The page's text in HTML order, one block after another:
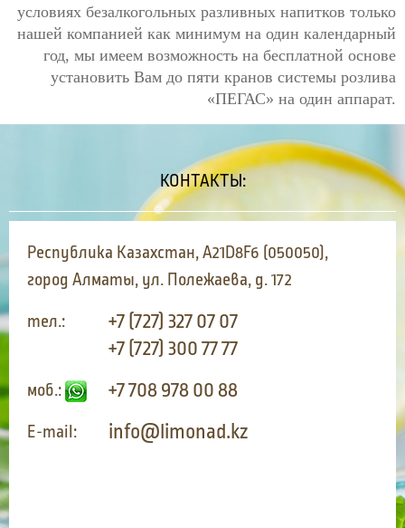
условиях безалкогольных разливных напитков только
нашей компанией как минимум на один календарный
год, мы имеем возможность на бесплатной основе
установить Вам до пяти кранов системы розлива
«ПЕГАС» на один аппарат.
КОНТАКТЫ:
Республика Казахстан, A21D8F6 (050050),
город Алматы, ул. Полежаева, д. 172
тел.:
+7 (727) 327 07 07
+7 (727) 300 77 77
моб.: +7 708 978 00 88
E-mail: info@limonad.kz